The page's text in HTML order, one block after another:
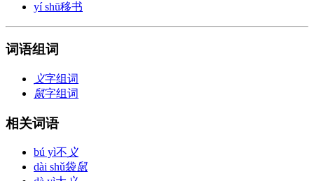
yí shū移书
词语组词
义字组词
鼠字组词
相关词语
bú yì不 义
dài shǔ袋鼠